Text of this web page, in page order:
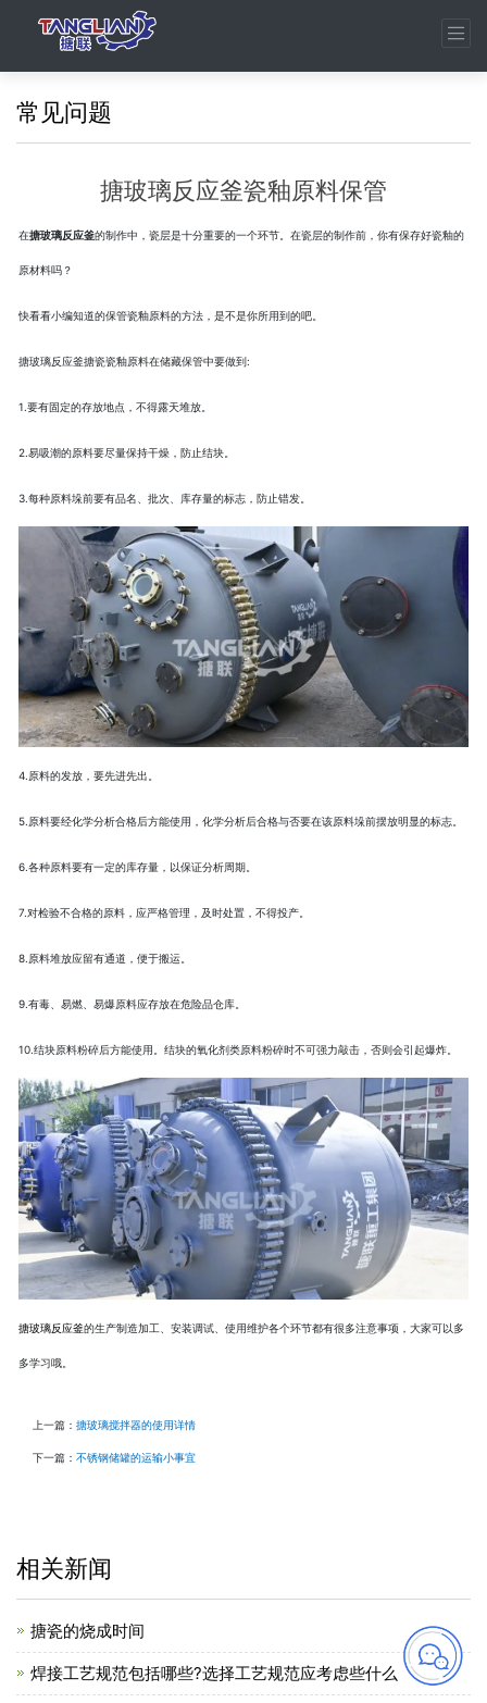
常见问题
搪玻璃反应釜瓷釉原料保管
在搪玻璃反应釜的制作中，瓷层是十分重要的一个环节。在瓷层的制作前，你有保存好瓷釉的
原材料吗？
快看看小编知道的保管瓷釉原料的方法，是不是你所用到的吧。
搪玻璃反应釜搪瓷瓷釉原料在储藏保管中要做到:
1.要有固定的存放地点，不得露天堆放。
2.易吸潮的原料要尽量保持干燥，防止结块。
3.每种原料垛前要有品名、批次、库存量的标志，防止错发。
4.原料的发放，要先进先出。
5.原料要经化学分析合格后方能使用，化学分析后合格与否要在该原料垛前摆放明显的标志。
6.各种原料要有一定的库存量，以保证分析周期。
7.对检验不合格的原料，应严格管理，及时处置，不得投产。
8.原料堆放应留有通道，便于搬运。
9.有毒、易燃、易爆原料应存放在危险品仓库。
10.结块原料粉碎后方能使用。结块的氧化剂类原料粉碎时不可强力敲击，否则会引起爆炸。
搪玻璃反应釜的生产制造加工、安装调试、使用维护各个环节都有很多注意事项，大家可以多
多学习哦。
上一篇： 搪玻璃搅拌器的使用详情
下一篇： 不锈钢储罐的运输小事宜
相关新闻
搪瓷的烧成时间
焊接工艺规范包括哪些?选择工艺规范应考虑些什么